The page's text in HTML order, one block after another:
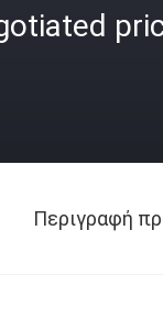
Περιγραφή